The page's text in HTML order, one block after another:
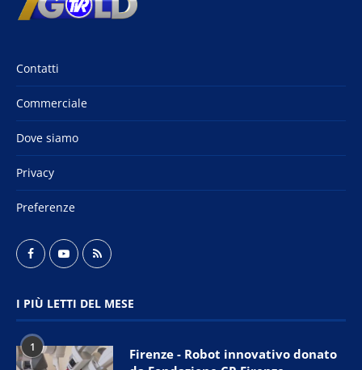
Contatti
Commerciale
Dove siamo
Privacy
Preferenze
I PIÙ LETTI DEL MESE
1
Firenze - Robot innovativo donato